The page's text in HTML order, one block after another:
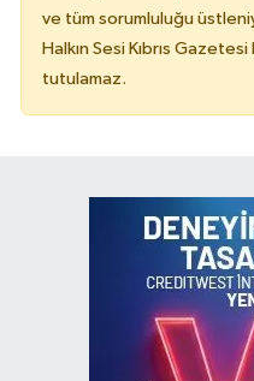
ve tüm sorumluluğu
Halkın Sesi Kıbrıs
tutulamaz.